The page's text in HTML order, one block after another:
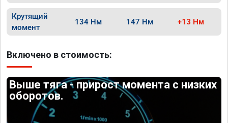
Крутящий
момент
134 Нм 147 Нм +13 Нм
Включено в стоимость:
Выше тяга - прирост момента с низких
оборотов.